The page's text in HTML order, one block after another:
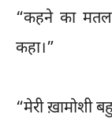
“कहने का
कहा।”
“मेरी ख़ामोशी